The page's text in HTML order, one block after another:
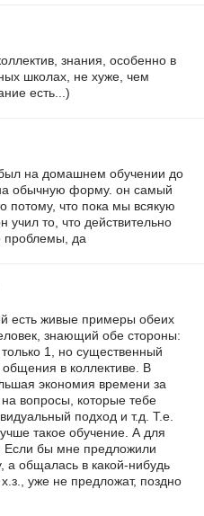
знания, особенно в
школах, не хуже, чем
есть...)
на домашнем обучении до
обычную форму. он самый
потому, что пока мы всякую
учил то, что действительно
проблемы, да
есть живые примеры обеих
знающий обе стороны:
1, но существенный
общения в коллективе. В
экономия времени за
вопросы, которые тебе
подход и т.д. Т.е.
такое обучение. А для
Если бы мне предложили
а общалась в какой-нибудь
уже не предложат, поздно